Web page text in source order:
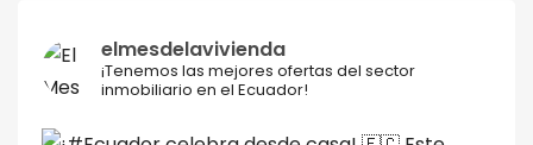
elmesdelavivienda
¡Tenemos las mejores ofertas del sector
inmobiliario en el Ecuador!